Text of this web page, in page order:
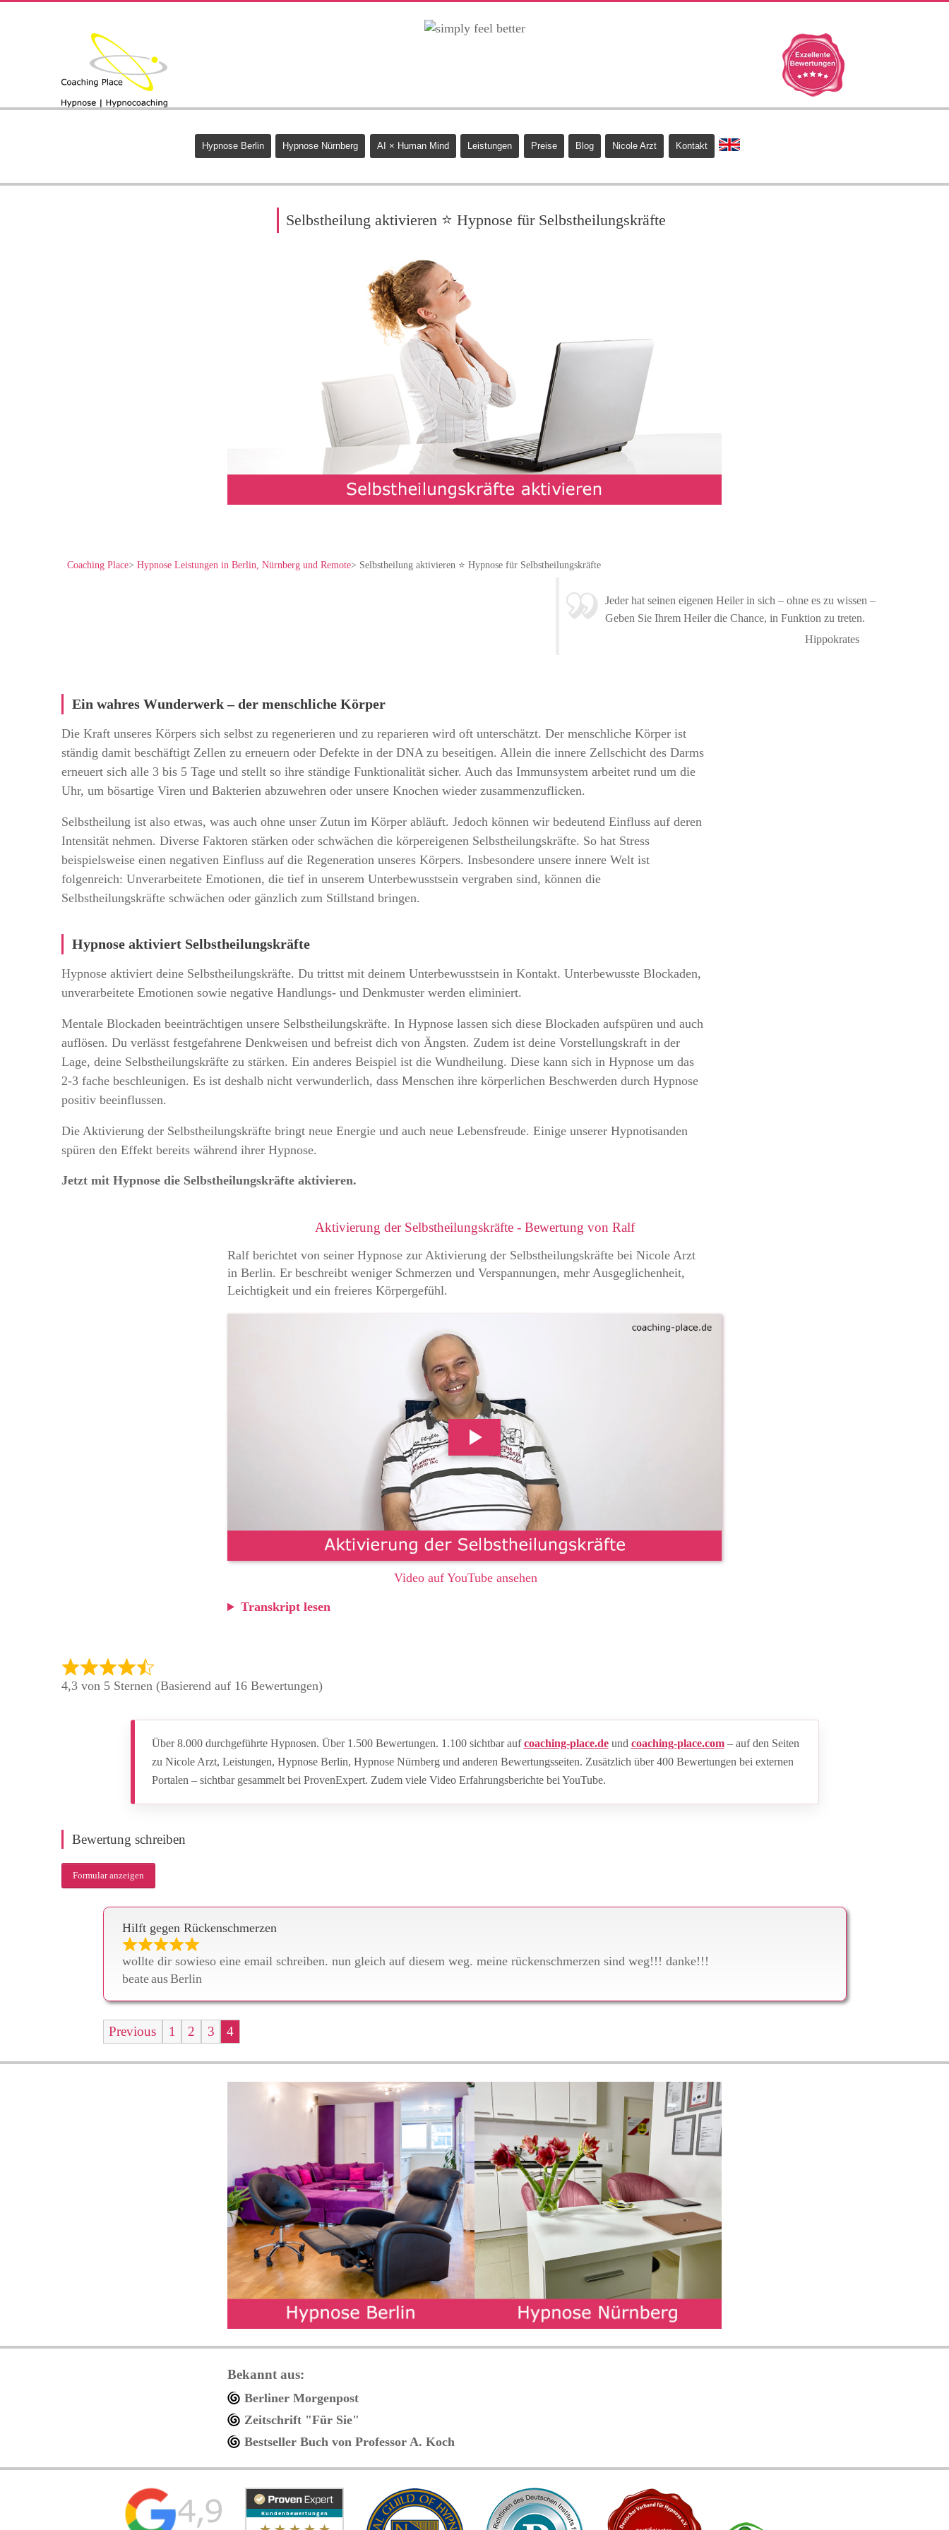
Hypnose Berlin Hypnose Nürnberg AI × Human Mind Leistungen Preise Blog Nicole Arzt Kontakt
Selbstheilung aktivieren ⭐ Hypnose für Selbstheilungskräfte
Coaching Place> Hypnose Leistungen in Berlin, Nürnberg und Remote> Selbstheilung aktivieren ⭐ Hypnose für Selbstheilungskräfte
Jeder hat seinen eigenen Heiler in sich – ohne es zu wissen –
Geben Sie Ihrem Heiler die Chance, in Funktion zu treten.
Hippokrates
Ein wahres Wunderwerk – der menschliche Körper
Die Kraft unseres Körpers sich selbst zu regenerieren und zu reparieren wird oft unterschätzt. Der menschliche Körper ist
ständig damit beschäftigt Zellen zu erneuern oder Defekte in der DNA zu beseitigen. Allein die innere Zellschicht des Darms
erneuert sich alle 3 bis 5 Tage und stellt so ihre ständige Funktionalität sicher. Auch das Immunsystem arbeitet rund um die
Uhr, um bösartige Viren und Bakterien abzuwehren oder unsere Knochen wieder zusammenzuflicken.
Selbstheilung ist also etwas, was auch ohne unser Zutun im Körper abläuft. Jedoch können wir bedeutend Einfluss auf deren
Intensität nehmen. Diverse Faktoren stärken oder schwächen die körpereigenen Selbstheilungskräfte. So hat Stress
beispielsweise einen negativen Einfluss auf die Regeneration unseres Körpers. Insbesondere unsere innere Welt ist
folgenreich: Unverarbeitete Emotionen, die tief in unserem Unterbewusstsein vergraben sind, können die
Selbstheilungskräfte schwächen oder gänzlich zum Stillstand bringen.
Hypnose aktiviert Selbstheilungskräfte
Hypnose aktiviert deine Selbstheilungskräfte. Du trittst mit deinem Unterbewusstsein in Kontakt. Unterbewusste Blockaden,
unverarbeitete Emotionen sowie negative Handlungs- und Denkmuster werden eliminiert.
Mentale Blockaden beeinträchtigen unsere Selbstheilungskräfte. In Hypnose lassen sich diese Blockaden aufspüren und auch
auflösen. Du verlässt festgefahrene Denkweisen und befreist dich von Ängsten. Zudem ist deine Vorstellungskraft in der
Lage, deine Selbstheilungskräfte zu stärken. Ein anderes Beispiel ist die Wundheilung. Diese kann sich in Hypnose um das
2-3 fache beschleunigen. Es ist deshalb nicht verwunderlich, dass Menschen ihre körperlichen Beschwerden durch Hypnose
positiv beeinflussen.
Die Aktivierung der Selbstheilungskräfte bringt neue Energie und auch neue Lebensfreude. Einige unserer Hypnotisanden
spüren den Effekt bereits während ihrer Hypnose.
Jetzt mit Hypnose die Selbstheilungskräfte aktivieren.
Aktivierung der Selbstheilungskräfte - Bewertung von Ralf
Ralf berichtet von seiner Hypnose zur Aktivierung der Selbstheilungskräfte bei Nicole Arzt
in Berlin. Er beschreibt weniger Schmerzen und Verspannungen, mehr Ausgeglichenheit,
Leichtigkeit und ein freieres Körpergefühl.
Video auf YouTube ansehen
Transkript lesen
4,3 von 5 Sternen (Basierend auf 16 Bewertungen)
Über 8.000 durchgeführte Hypnosen. Über 1.500 Bewertungen. 1.100 sichtbar aufcoaching-place.deund coaching-place.com– auf den Seiten
zu Nicole Arzt, Leistungen, Hypnose Berlin, Hypnose Nürnberg und anderen Bewertungsseiten. Zusätzlich über 400 Bewertungen bei externen
Portalen – sichtbar gesammelt bei ProvenExpert. Zudem viele Video Erfahrungsberichte bei YouTube.
Bewertung schreiben
Formular anzeigen
Hilft gegen Rückenschmerzen
wollte dir sowieso eine email schreiben. nun gleich auf diesem weg. meine rückenschmerzen sind weg!!! danke!!!
beateausBerlin
Previous Seite
1 Seite
2 Seite
3 Seite
4
Bekannt aus:
Berliner Morgenpost
Zeitschrift "Für Sie"
Bestseller Buch von Professor A. Koch